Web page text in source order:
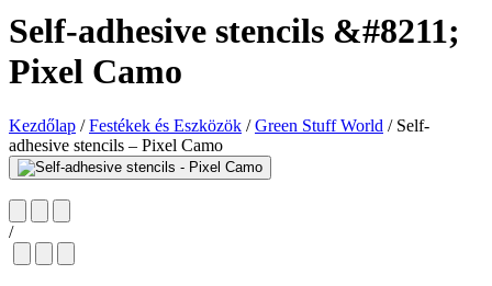
Self-adhesive stencils &#8211;
Pixel Camo
Kezdőlap / Festékek és Eszközök / Green Stuff World /Self-
adhesive stencils – Pixel Camo
/